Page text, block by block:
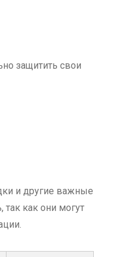
защитить свои
и другие важные
как они могут